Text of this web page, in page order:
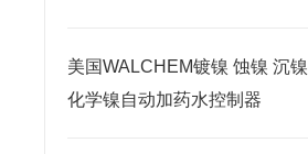
美国WALCHEM镀镍 蚀镍 沉镍
化学镍自动加药水控制器